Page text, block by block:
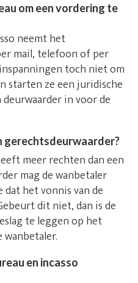
om een vordering te
neemt het
mail, telefoon of per
toch niet om
starten ze een juridische
deurwaarder in voor de
gerechtsdeurwaarder?
meer rechten dan een
mag de wanbetaler
het vonnis van de
dit niet, dan is de
te leggen op het
wanbetaler.
en incasso